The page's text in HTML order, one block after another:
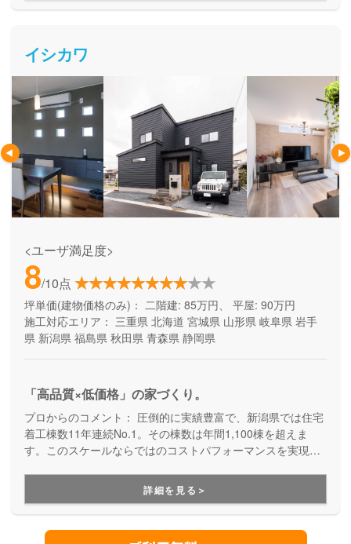
い方にもお勧めしています。
イシカワ
<ユーザ満足度>
8/10点
坪単価(建物価格のみ)： 二階建: 85万円、 平屋: 90万円
施工対応エリア： 三重県 北海道 宮城県 山形県 岐阜県 岩手
県 新潟県 福島県 秋田県 青森県 静岡県
「高品質×低価格」の家づくり。
プロからのコメント： 圧倒的に実績豊富で、新潟県では住宅
着工棟数11年連続No.1。その棟数は年間1,100棟を超えま
す。このスケールならではのコストパフォーマンスを実現
す。不動産情報も多彩だから土地探しもお任せ。土地探し・
資金計画から性能・デザイン、建てた後の保証・アフターサ
ポートまで安心してお任せいただけます。
詳細を見る＞